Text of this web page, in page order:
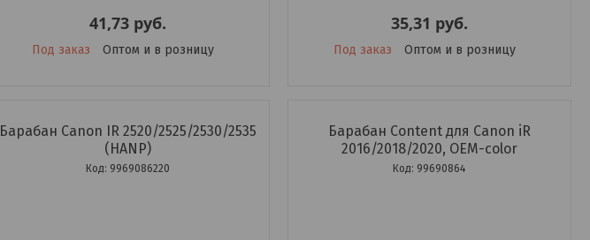
41,73 руб.
Под заказ Оптом и в розницу
35,31 руб.
Под заказ Оптом и в розницу
Барабан Canon IR 2520/2525/2530/2535
(HANP)
9969086220
Барабан Content для Canon iR
2016/2018/2020, OEM-color
99690864